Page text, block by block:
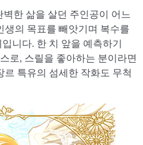
한 삶을 살던 주인공이 어느
생의 목표를 빼앗기며 복수를
니다. 한 치 앞을 예측하기
로, 스릴을 좋아하는 분이라면
특유의 섬세한 작화도 무척